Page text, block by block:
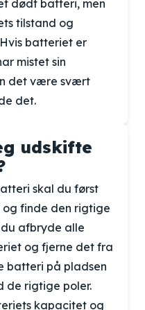
dødt batteri, men
tilstand og
batteriet er
mistet sin
det være svært
det.
udskifte
skal du først
finde den rigtige
afbryde alle
og fjerne det fra
batteri på pladsen
de rigtige poler.
kapacitet og